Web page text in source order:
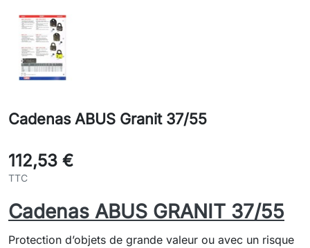
Cadenas ABUS Granit 37/55
112,53 €
TTC
Cadenas ABUS GRANIT 37/55
Protection d’objets de grande valeur ou avec un risque